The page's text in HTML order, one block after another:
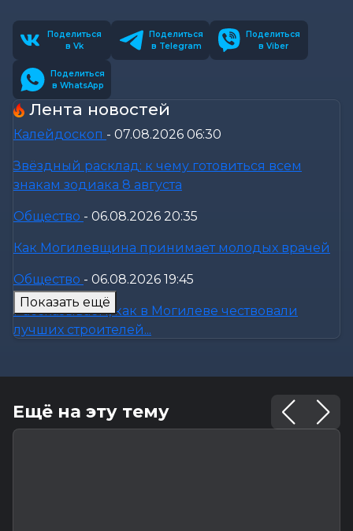
Поделиться
в Vk
Поделиться
в Telegram
Поделиться
в Viber
Поделиться
в WhatsApp
Лента новостей
Калейдоскоп - 07.08.2026 06:30
Звёздный расклад: к чему готовиться всем
знакам зодиака 8 августа
Общество - 06.08.2026 20:35
Как Могилевщина принимает молодых врачей
Общество - 06.08.2026 19:45
Рассказываем, как в Могилеве чествовали
лучших строителей...
годности: что пора...
Показать ещё
Ещё на эту тему